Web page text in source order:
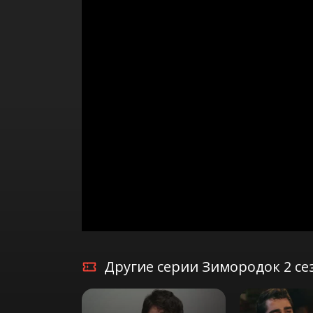
Другие серии Зимородок 2